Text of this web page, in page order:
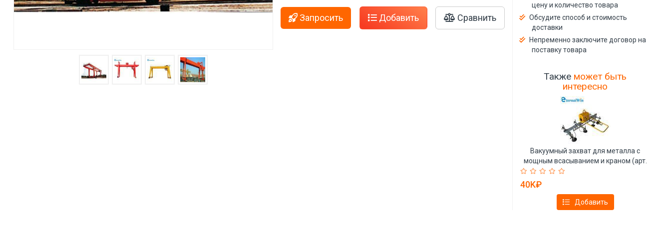
Запросить Добавить Сравнить
цену и количество товара
Обсудите способ и стоимость
доставки
Непременно заключите договор на
поставку товара
Также может быть
интересно
Вакуумный захват для металла с
мощным всасыванием и краном (арт.
25-19081250)
40K₽
Добавить